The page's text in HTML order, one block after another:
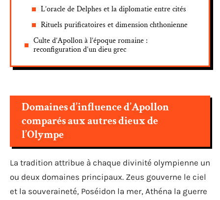
L’oracle de Delphes et la diplomatie entre cités
Rituels purificatoires et dimension chthonienne
Culte d’Apollon à l’époque romaine :
reconfiguration d’un dieu grec
Domaines d’influence d’Apollon
comparés aux autres dieux de
l’Olympe
La tradition attribue à chaque divinité olympienne un
ou deux domaines principaux. Zeus gouverne le ciel
et la souveraineté, Poséidon la mer, Athéna la guerre